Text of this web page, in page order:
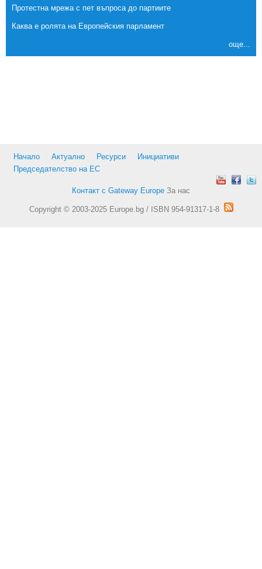
Протестна мрежа с пет въпроса до партиите
Каква е ролята на Европейския парламент
още...
Начало Актуално Ресурси
Инициативи
Председателство на ЕС
Контакт с Gateway Europe За нас
Copyright © 2003-2025 Europe.bg / ISBN 954-91317-1-8